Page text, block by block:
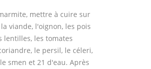
mettre à cuire sur
viande, l'oignon, les pois
lentilles, les tomates
le persil, le céleri,
smen et 21 d'eau. Après